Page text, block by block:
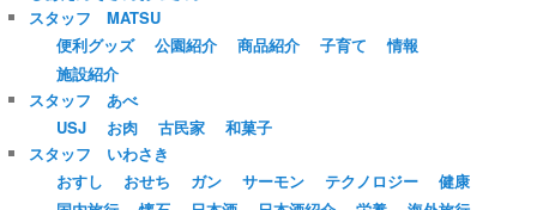
スタッフ MATSU
便利グッズ
公園紹介 商品紹介 子育て
情報
施設紹介
スタッフ あべ
USJ
お肉 古民家
和菓子
スタッフ いわさき
おすし
おせち ガン サーモン テクノロジー
健康